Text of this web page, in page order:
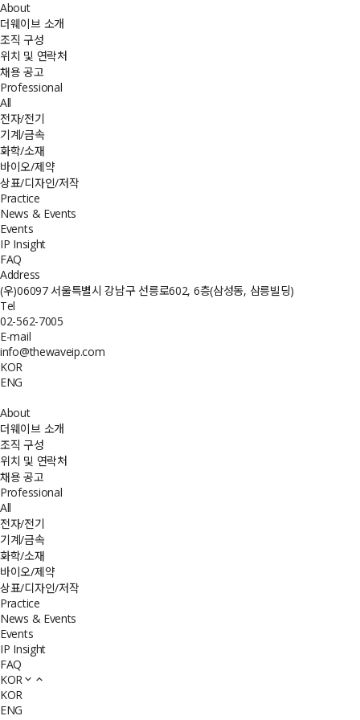
About
더웨이브 소개
조직 구성
위치 및 연락처
채용 공고
Professional
All
전자/전기
기계/금속
화학/소재
바이오/제약
상표/디자인/저작
Practice
News & Events
Events
IP Insight
FAQ
Address
(우)06097 서울특별시 강남구 선릉로602, 6층(삼성동, 삼릉빌딩)
Tel
02-562-7005
E-mail
info@thewaveip.com
KOR
ENG
About
더웨이브 소개
조직 구성
위치 및 연락처
채용 공고
Professional
All
전자/전기
기계/금속
화학/소재
바이오/제약
상표/디자인/저작
Practice
News & Events
Events
IP Insight
FAQ
KOR
KOR
ENG